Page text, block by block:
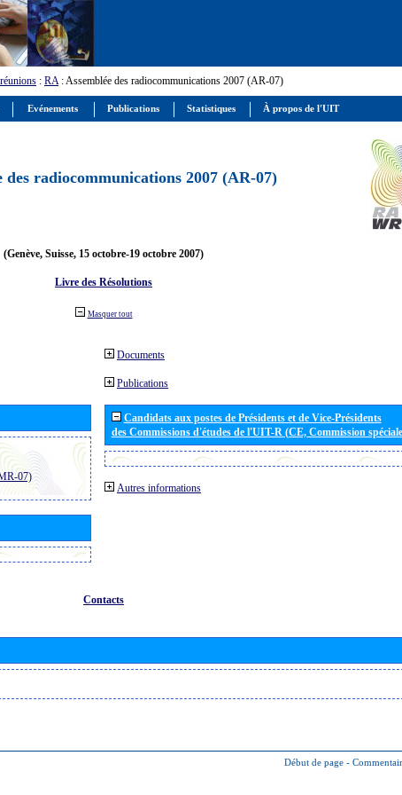
: RA: Assemblée des radiocommunications 2007 (AR-07)
des radiocommunications 2007 (AR-07)
(Genève, Suisse, 15 octobre-19 octobre 2007)
Livre des Résolutions
Masquer tout
07)
Documents
Publications
Candidats aux postes de Présidents et de Vice-Présidents
des Commissions d'études de l'UIT-R (CE, Commission
Autres informations
Contacts
Début de page -
Evénements Publications Statistiques À propos de l'UIT